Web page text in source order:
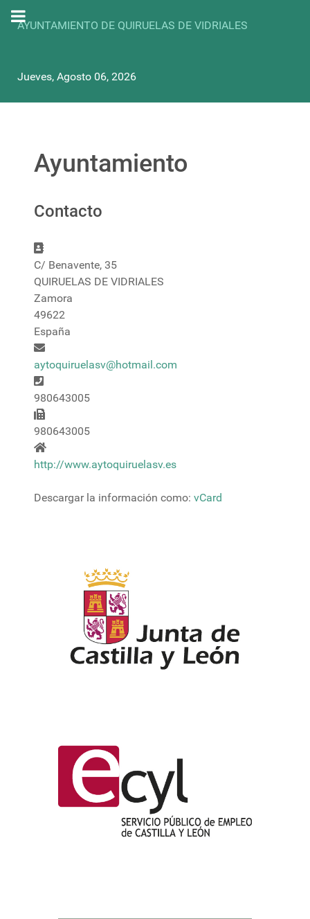
AYUNTAMIENTO DE QUIRUELAS DE VIDRIALES
Jueves, Agosto 06, 2026
Ayuntamiento
Contacto
Dirección
C/ Benavente, 35
QUIRUELAS DE VIDRIALES
Zamora
49622
España
Correo electrónico
aytoquiruelasv@hotmail.com
Teléfono
980643005
Fax
980643005
Website
http://www.aytoquiruelasv.es
Descargar la información como: vCard